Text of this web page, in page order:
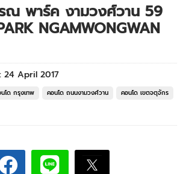
ณ พาร์ค งามวงศ์วาน 59
NGAMWONGWAN
24 April 2017
โด กรุงเทพ คอนโด ถนนงามวงศ์วาน
คอนโด เขตจตุจักร